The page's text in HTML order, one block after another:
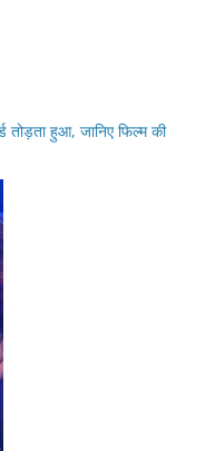
तोड़ता हुआ, जानिए फिल्म की